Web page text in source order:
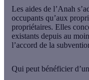
Les aides de l’Anah
occupants qu’aux
propriétaires. Elles
existants depuis au
l’accord de la
Qui peut bénéficier